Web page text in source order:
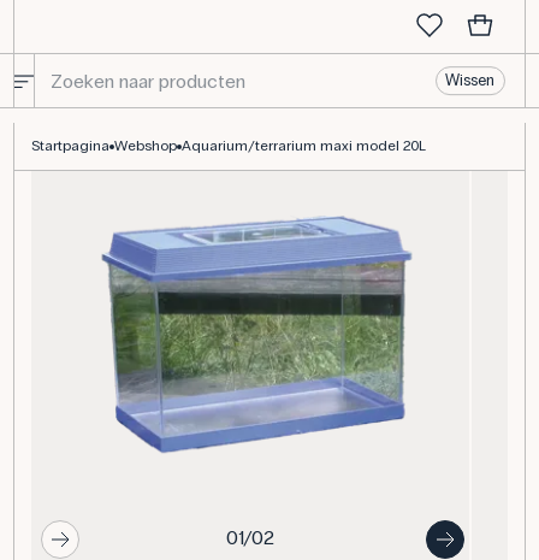
Wissen
Startpagina Webshop Aquarium/terrarium maxi model 20L
01/02